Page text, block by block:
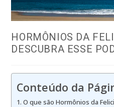
HORMÔNIOS DA
DESCUBRA ESSE
Conteúdo da
O que são Hormônios da